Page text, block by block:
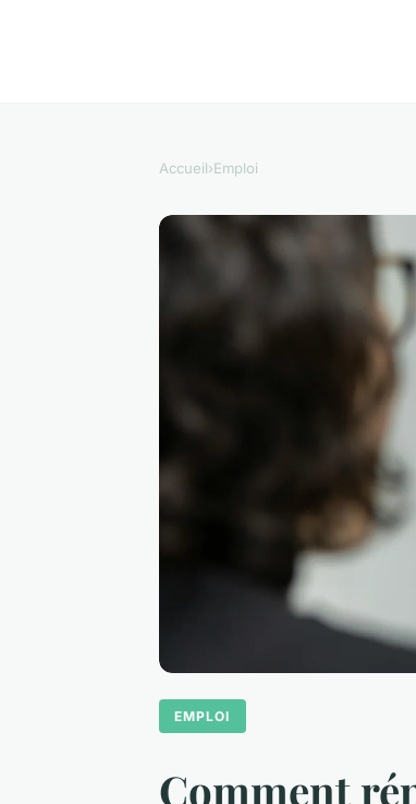
Accueil›Emploi
EMPLOI
Comment